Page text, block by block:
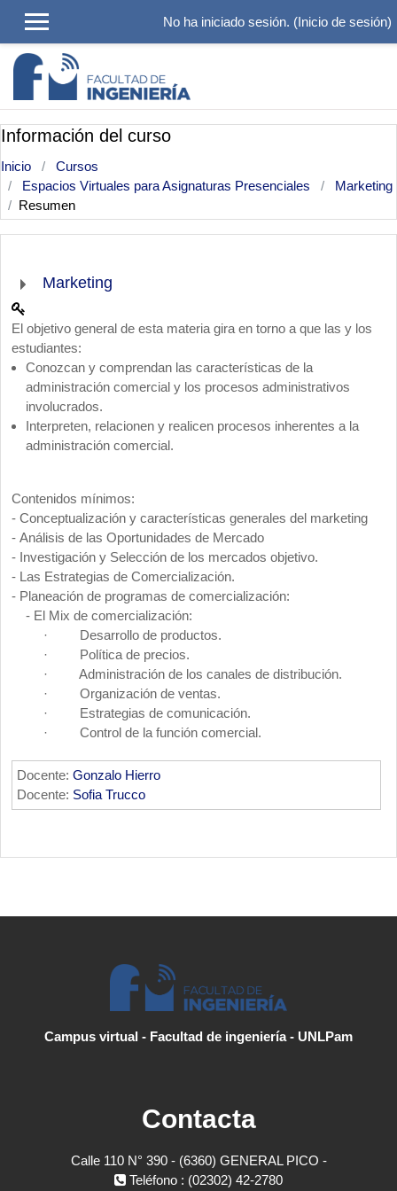
No ha iniciado sesión. (Inicio de sesión)
Información del curso
Inicio
Cursos
Espacios Virtuales para Asignaturas Presenciales
Marketing
Resumen
Marketing
El objetivo general de esta materia gira en torno a que las y los
estudiantes:
Conozcan y comprendan las características de la
administración comercial y los procesos administrativos
involucrados.
Interpreten, relacionen y realicen procesos inherentes a la
administración comercial.
Contenidos mínimos:
- Conceptualización y características generales del marketing
- Análisis de las Oportunidades de Mercado
- Investigación y Selección de los mercados objetivo.
- Las Estrategias de Comercialización.
- Planeación de programas de comercialización:
- El Mix de comercialización:
· Desarrollo de productos.
· Política de precios.
· Administración de los canales de distribución.
· Organización de ventas.
· Estrategias de comunicación.
· Control de la función comercial.
Docente: Gonzalo Hierro
Docente: Sofia Trucco
Campus virtual - Facultad de ingeniería - UNLPam
Contacta
Calle 110 N° 390 - (6360) GENERAL PICO -
Teléfono : (02302) 42-2780